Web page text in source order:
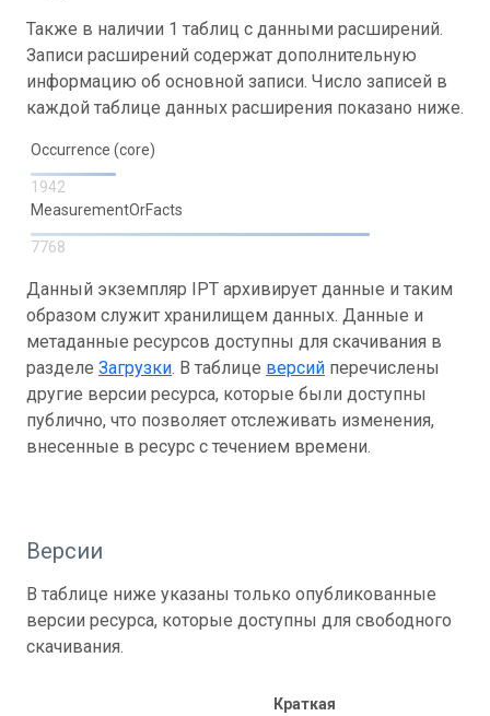
Также в наличии 1 таблиц с данными расширений.
Записи расширений содержат дополнительную
информацию об основной записи. Число записей в
каждой таблице данных расширения показано ниже.
Occurrence (core)
1942
MeasurementOrFacts
7768
Данный экземпляр IPT архивирует данные и таким
образом служит хранилищем данных. Данные и
метаданные ресурсов доступны для скачивания в
разделе Загрузки. В таблице версий перечислены
другие версии ресурса, которые были доступны
публично, что позволяет отслеживать изменения,
внесенные в ресурс с течением времени.
Версии
В таблице ниже указаны только опубликованные
версии ресурса, которые доступны для свободного
скачивания.
Краткая